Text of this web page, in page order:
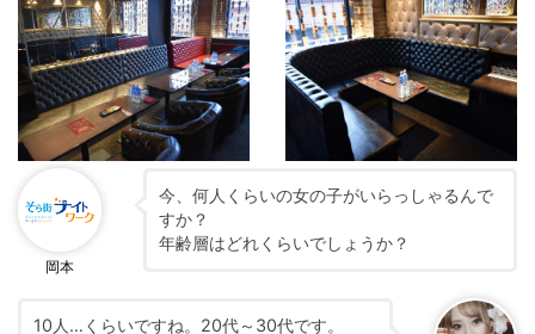
岡本
今、何人くらいの女の子がいらっしゃるんで
すか？
年齢層はどれくらいでしょうか？
10人…くらいですね。20代～30代です。